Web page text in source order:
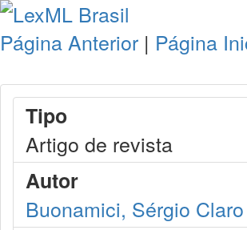
Página Anterior | Página
Tipo
Artigo de revista
Autor
Buonamici, Sérgio Claro